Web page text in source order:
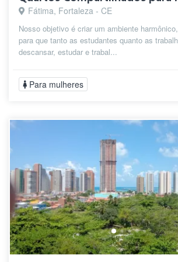
Fátima, Fortaleza - CE
Nosso objetivo é criar um ambiente
para que tanto as estudantes quanto as
descansar, estudar e trabal...
Para mulheres